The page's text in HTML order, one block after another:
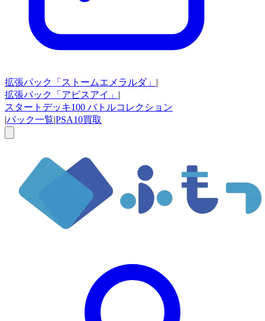
拡張パック 「ストームエメラルダ」 |
拡張パック
「アビスアイ」 |
スタートデッキ100 バトルコレクション
|パック一覧|PSA10買取